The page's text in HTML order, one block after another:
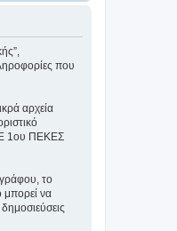
που
αρχεία
1ου ΠΕΚΕΣ
το
μπορεί να